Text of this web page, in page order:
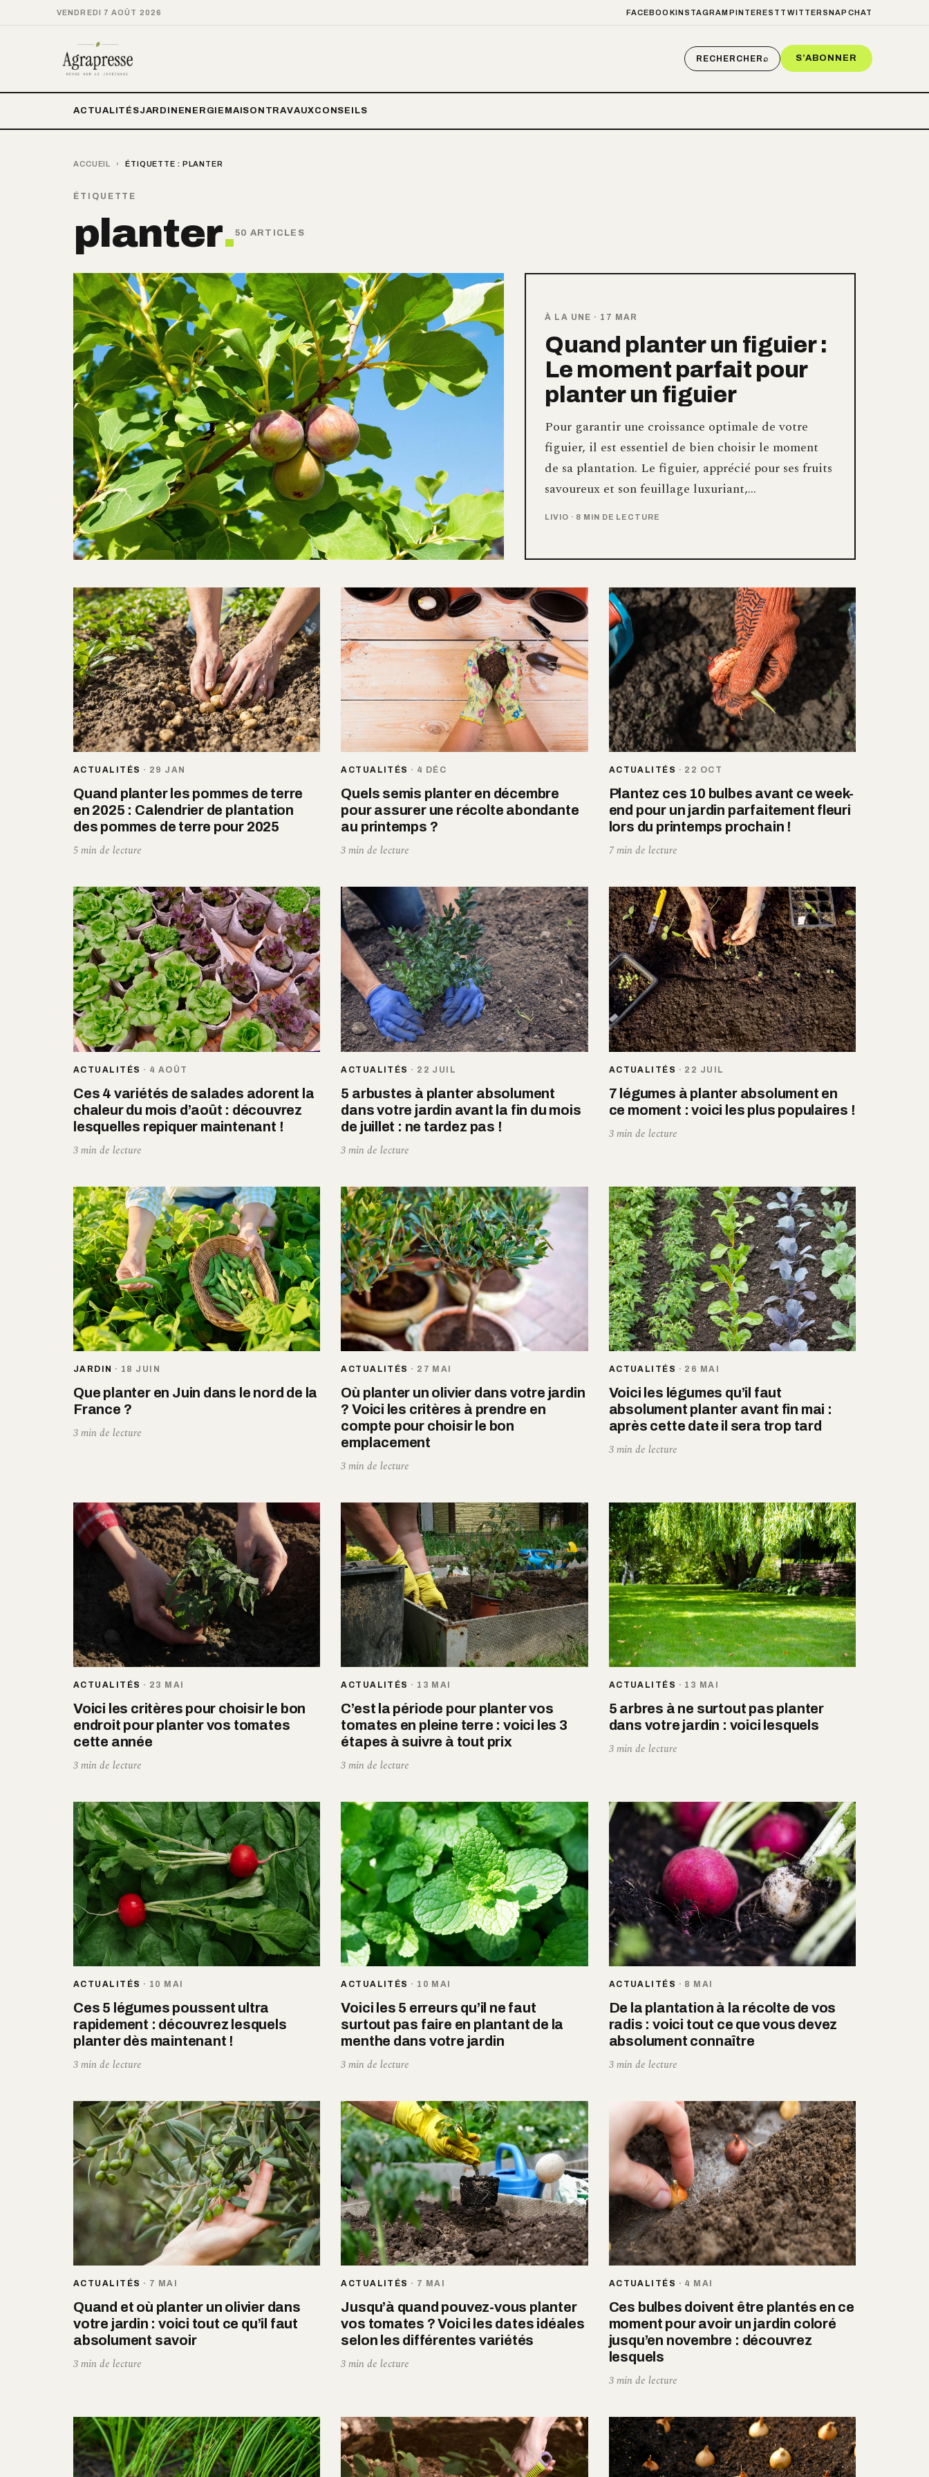
VENDREDI 7 AOÛT 2026 FACEBOOKINSTAGRAM PINTEREST TWITTER SNAPCHAT
RECHERCHER⌕ S’ABONNER
ACTUALITÉSJARDIN ENERGIE MAISON TRAVAUXCONSEILS
ACCUEIL › ÉTIQUETTE : PLANTER
ÉTIQUETTE
planter.50 ARTICLES
À LA UNE · 17 MAR
Quand planter un figuier :
Le moment parfait pour
planter un figuier
Pour garantir une croissance optimale de votre
figuier, il est essentiel de bien choisir le moment
de sa plantation. Le figuier, apprécié pour ses fruits
savoureux et son feuillage luxuriant,…
LIVIO · 8 MIN DE LECTURE
ACTUALITÉS · 29 JAN
Quand planter les pommes de terre
en 2025 : Calendrier de plantation
des pommes de terre pour 2025
5 min de lecture
ACTUALITÉS · 4 DÉC
Quels semis planter en décembre
pour assurer une récolte abondante
au printemps ?
3 min de lecture
ACTUALITÉS · 22 OCT
Plantez ces 10 bulbes avant ce week-
end pour un jardin parfaitement fleuri
lors du printemps prochain !
7 min de lecture
ACTUALITÉS · 4 AOÛT
Ces 4 variétés de salades adorent la
chaleur du mois d’août : découvrez
lesquelles repiquer maintenant !
3 min de lecture
ACTUALITÉS · 22 JUIL
5 arbustes à planter absolument
dans votre jardin avant la fin du mois
de juillet : ne tardez pas !
3 min de lecture
ACTUALITÉS · 22 JUIL
7 légumes à planter absolument en
ce moment : voici les plus populaires !
3 min de lecture
JARDIN · 18 JUIN
Que planter en Juin dans le nord de la
France ?
3 min de lecture
ACTUALITÉS · 27 MAI
Où planter un olivier dans votre jardin
? Voici les critères à prendre en
compte pour choisir le bon
emplacement
3 min de lecture
ACTUALITÉS · 26 MAI
Voici les légumes qu’il faut
absolument planter avant fin mai :
après cette date il sera trop tard
3 min de lecture
ACTUALITÉS · 23 MAI
Voici les critères pour choisir le bon
endroit pour planter vos tomates
cette année
3 min de lecture
ACTUALITÉS · 13 MAI
C’est la période pour planter vos
tomates en pleine terre : voici les 3
étapes à suivre à tout prix
3 min de lecture
ACTUALITÉS · 13 MAI
5 arbres à ne surtout pas planter
dans votre jardin : voici lesquels
3 min de lecture
ACTUALITÉS · 10 MAI
Ces 5 légumes poussent ultra
rapidement : découvrez lesquels
planter dès maintenant !
3 min de lecture
ACTUALITÉS · 10 MAI
Voici les 5 erreurs qu’il ne faut
surtout pas faire en plantant de la
menthe dans votre jardin
3 min de lecture
ACTUALITÉS · 8 MAI
De la plantation à la récolte de vos
radis : voici tout ce que vous devez
absolument connaître
3 min de lecture
ACTUALITÉS · 7 MAI
Quand et où planter un olivier dans
votre jardin : voici tout ce qu’il faut
absolument savoir
3 min de lecture
ACTUALITÉS · 7 MAI
Jusqu’à quand pouvez-vous planter
vos tomates ? Voici les dates idéales
selon les différentes variétés
3 min de lecture
ACTUALITÉS · 4 MAI
Ces bulbes doivent être plantés en ce
moment pour avoir un jardin coloré
jusqu’en novembre : découvrez
lesquels
3 min de lecture